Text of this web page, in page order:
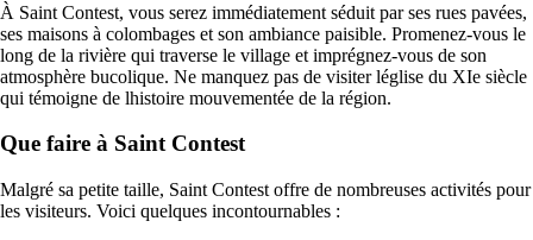
À Saint Contest, vous serez immédiatement séduit par ses rues pavées,
ses maisons à colombages et son ambiance paisible. Promenez-vous le
long de la rivière qui traverse le village et imprégnez-vous de son
atmosphère bucolique. Ne manquez pas de visiter léglise du XIe siècle
qui témoigne de lhistoire mouvementée de la région.
Que faire à Saint Contest
Malgré sa petite taille, Saint Contest offre de nombreuses activités pour
les visiteurs. Voici quelques incontournables :